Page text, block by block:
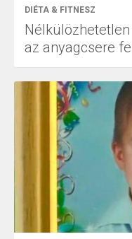
DIÉTA & FITNESZ
az anyagcsere